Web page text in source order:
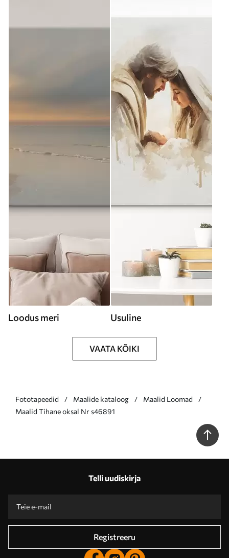
Loodus meri Usuline
VAATA KÕIKI
Fototapeedid Maalide kataloog
Maalid Loomad
Maalid Tihane oksal Nr s46891
Telli uudiskirja
Registreeru